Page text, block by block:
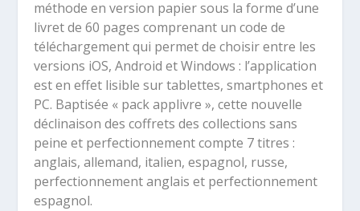
méthode en version papier sous la forme d’une
livret de 60 pages comprenant un code de
téléchargement qui permet de choisir entre les
versions iOS, Android et Windows : l’application
est en effet lisible sur tablettes, smartphones et
PC. Baptisée « pack applivre », cette nouvelle
déclinaison des coffrets des collections sans
peine et perfectionnement compte 7 titres :
anglais, allemand, italien, espagnol, russe,
perfectionnement anglais et perfectionnement
espagnol.